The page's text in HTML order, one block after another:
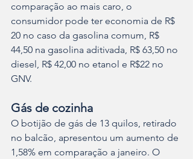
comparação ao mais caro, o
consumidor pode ter economia de R$
20 no caso da gasolina comum, R$
44,50 na gasolina aditivada, R$ 63,50 no
diesel, R$ 42,00 no etanol e R$22 no
GNV.
Gás de cozinha
O botijão de gás de 13 quilos, retirado
no balcão, apresentou um aumento de
1,58% em comparação a janeiro. O